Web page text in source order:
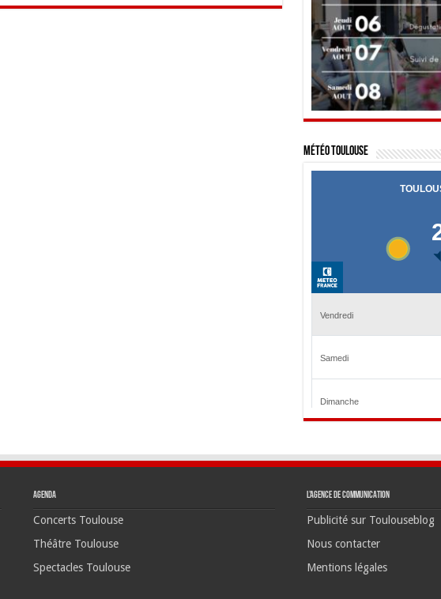
Météo Toulouse
Agenda
Concerts Toulouse
Théâtre Toulouse
Spectacles Toulouse
L’agence de communication
Publicité sur Toulouseblog
Nous contacter
Mentions légales